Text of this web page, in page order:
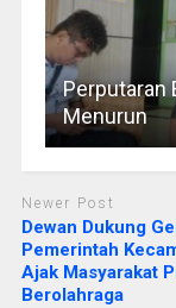
Perputaran
Menurun
Newer Post
Dewan Dukung
Pemerintah
Ajak Masyarakat
Berolahraga